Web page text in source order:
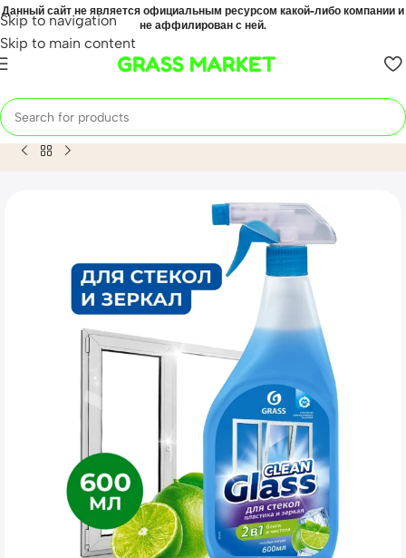
Skip to navigation
Skip to main content
Данный сайт не является официальным ресурсом какой-либо компании и
не аффилирован с ней.
GRASS MARKET
Home Mahsulot Средство для мытья